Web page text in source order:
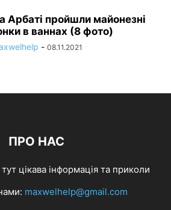
Арбаті пройшли майонезні
в ваннах (8 фото)
- 08.11.2021
ПРО НАС
цікава інформація та приколи
maxwelhelp@gmail.com